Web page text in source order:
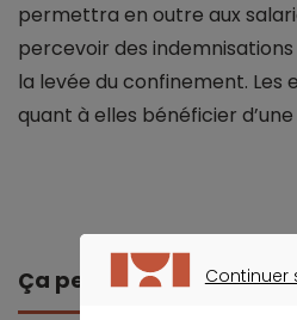
permettra en outre aux
percevoir des
la levée du confinement.
quant à elles bénéficier
Ça peut vous intéresser
Continuer